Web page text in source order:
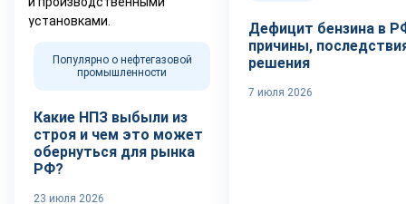
Популярно о нефтегазовой
промышленности
Какие НПЗ выбыли из
строя и чем это может
обернуться для рынка
РФ?
23 июля 2026
Дефицит бензина в
причины,
решения
7 июля 2026